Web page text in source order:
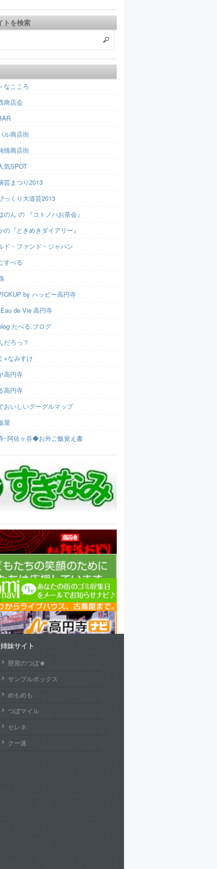
トを検索
なこころ
商店会
ル商店街
情商店街
気SPOT
芸まつり2013
っくり大道芸2013
のん の 『コトノハお茶会』
の『ときめきダイアリー』
ド・ファンド・ジャパン
すぺる
by ハッピー高円寺
de Vie 高円寺
たべる.ブログ
だろっ？
×なみすけ
高円寺
高円寺
おいしいグーグルマップ
屋
･阿佐ヶ谷◆お外ご飯覚え書
姉妹サイト
懸賞のつぼ★
サンプルボックス
めもめも
つぼマイル
セレネ
クー速